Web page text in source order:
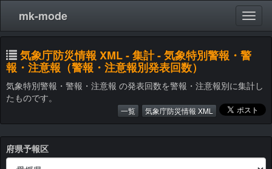
mk-mode
気象庁防災情報 XML - 集計 - 気象特別警報・警
報・注意報（警報・注意報別発表回数）
気象特別警報・警報・注意報 の発表回数を警報・注意報別に集計し
たものです。
一覧 気象庁防災情報 XML
府県予報区